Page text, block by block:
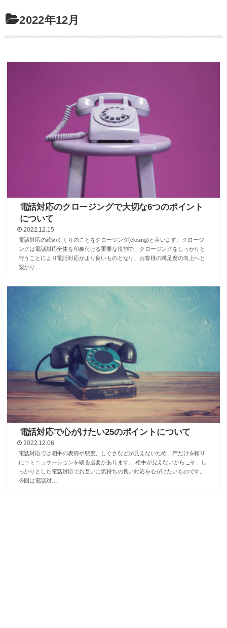
2022年12月
電話対応のクロージングで大切な6つのポイント
について
2022.12.15
電話対応の締めくくりのことをクロージング(closing)と言います。クロージ
ングは電話対応全体を印象付ける重要な役割で、クロージングをしっかりと
行うことにより電話対応がより良いものとなり、お客様の満足度の向上へと
繋がり…
電話対応で心がけたい25のポイントについて
2022.12.06
電話対応では相手の表情や態度、しぐさなどが見えないため、声だけを頼り
にコミニュケーションを取る必要があります。 相手が見えないからこそ、し
っかりとした電話対応でお互いに気持ちの良い対応を心がけたいものです。
今回は電話対…